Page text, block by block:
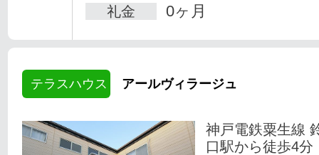
礼金 0ヶ月
テラスハウス アールヴィラージュ
神戸電鉄粟生線
口駅から徒歩4分